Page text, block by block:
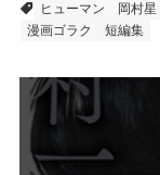
ヒューマン
岡村星
漫画ゴラク
短編集